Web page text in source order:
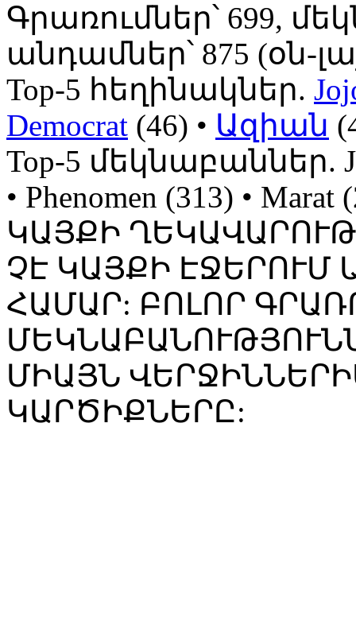
Գրառումներ՝ 699,
անդամներ՝ 875 (օն-
Top-5 հեղինակներ.
Democrat (46) • Ազիան
Top-5 մեկնաբաններ.
• Phenomen (313) •
ԿԱՅՔԻ
ՉԷ ԿԱՅՔԻ
ՀԱՄԱՐ: ԲՈԼՈՐ
ՄԻԱՅՆ
ԿԱՐԾԻՔՆԵՐԸ: